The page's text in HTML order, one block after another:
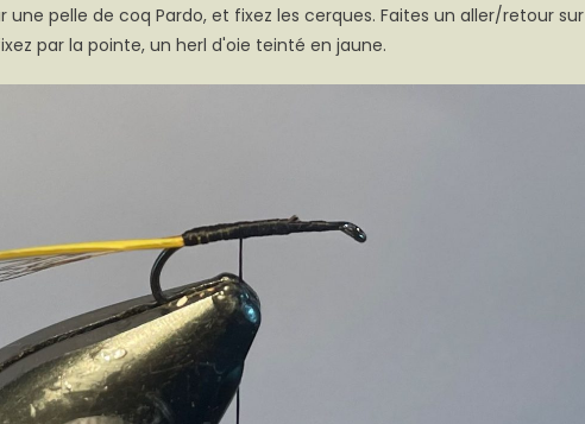
pelle de coq Pardo, et fixez les cerques. Faites un aller/retour sur
par la pointe, un herl d'oie teinté en jaune.